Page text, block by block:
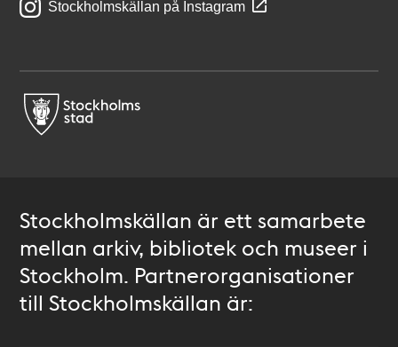
Stockholmskällan på Instagram
Stockholmskällan är ett samarbete
mellan arkiv, bibliotek och museer i
Stockholm. Partnerorganisationer
till Stockholmskällan är: